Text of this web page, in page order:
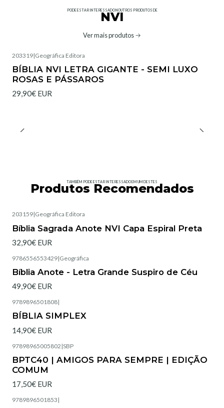
PODE ESTAR INTERESSADO NOUTROS PRODUTOS DE
NVI
Ver mais produtos
203319|Geográfica Editora
BÍBLIA NVI LETRA GIGANTE - SEMI LUXO
ROSAS E PÁSSAROS
29,90€ EUR
TAMBÉM PODE ESTAR INTERESSADO EM UM DESTES
Produtos Recomendados
203159|Geográfica Editora
Bíblia Sagrada Anote NVI Capa Espiral Preta
32,90€ EUR
9786556553429|Geográfica
Bíblia Anote - Letra Grande Suspiro de Céu
49,90€ EUR
9789896501808|
BÍBLIA SIMPLEX
14,90€ EUR
97898965005802 |SBP
BPTC40 | AMIGOS PARA SEMPRE | EDIÇÃO
COMUM
17,50€ EUR
9789896501853 |